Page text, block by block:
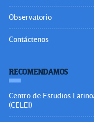
Observatorio
Contáctenos
RECOMENDAMOS
Centro de Estudios
(CELEI)